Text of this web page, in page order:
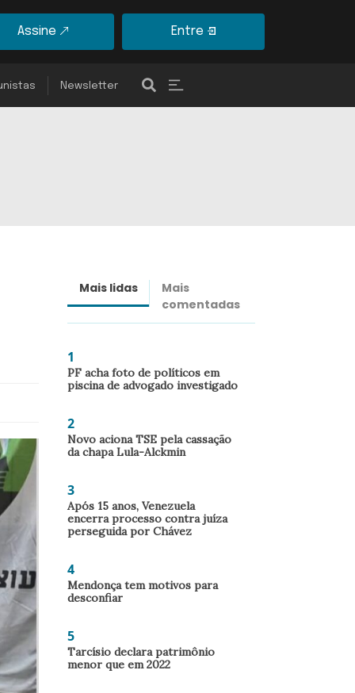
Assine Entre
Newsletter
Mais lidas
Mais
comentadas
1
PF acha foto de políticos em
piscina de advogado investigado
2
Novo aciona TSE pela cassação
da chapa Lula-Alckmin
3
Após 15 anos, Venezuela
encerra processo contra juíza
perseguida por Chávez
4
Mendonça tem motivos para
desconfiar
5
Tarcísio declara patrimônio
menor que em 2022